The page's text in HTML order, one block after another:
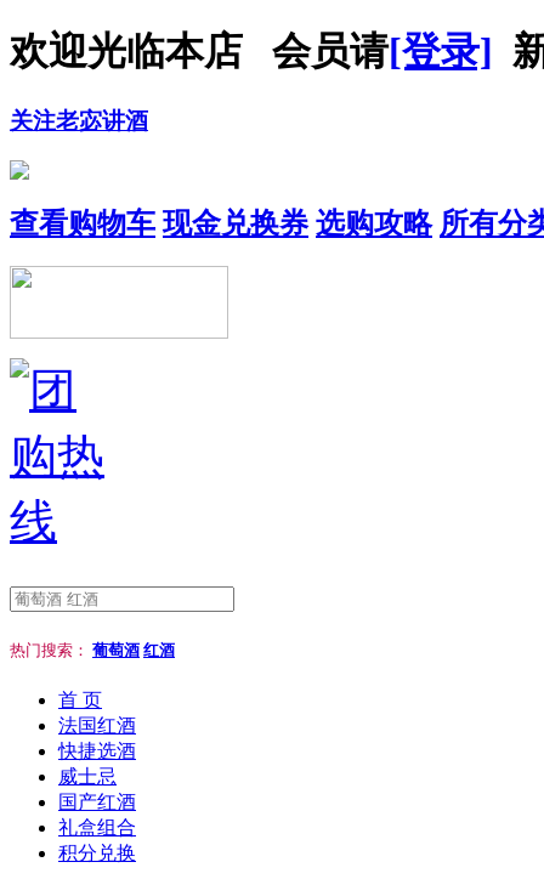
欢迎光临本店 会员请[登录]
关注老宓讲酒
查看购物车 现金兑换券 选购攻略 所有分
热门搜索： 葡萄酒 红酒
首 页
法国红酒
快捷选酒
威士忌
国产红酒
礼盒组合
积分兑换